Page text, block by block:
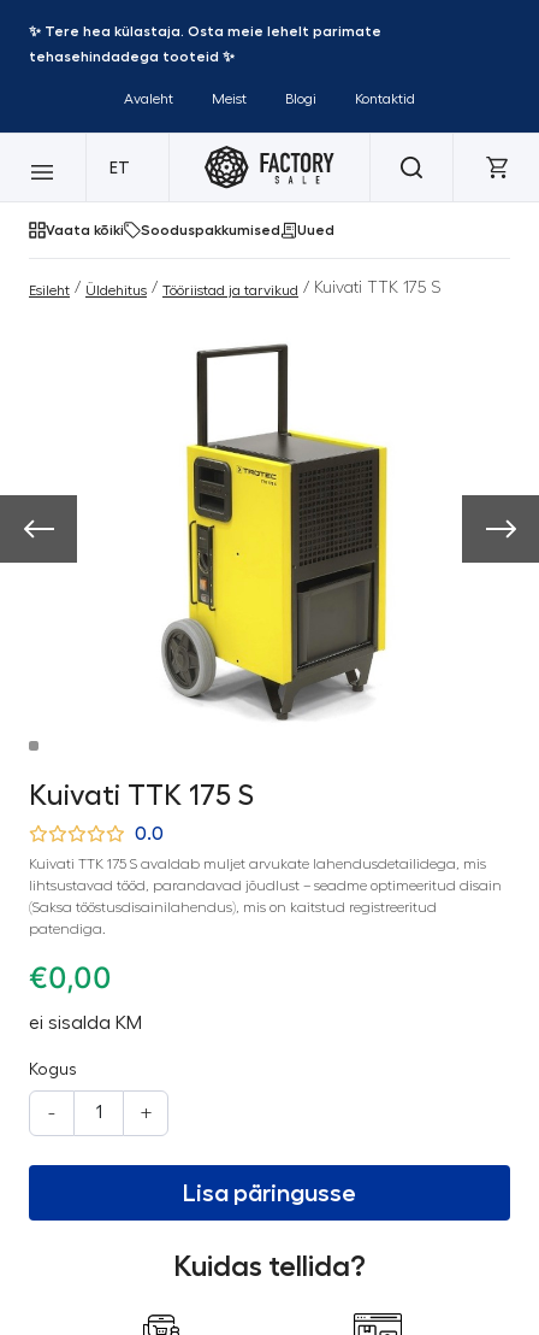
✨ Tere hea külastaja. Osta meie lehelt parimate
tehasehindadega tooteid ✨
Avaleht Meist Blogi Kontaktid
ET
Vaata kõiki Sooduspakkumised Uued
Esileht / Üldehitus / Tööriistad ja tarvikud / Kuivati ​​TTK 175 S
Kuivati ​​TTK 175 S
0.0
Kuivati TTK 175 S avaldab muljet arvukate lahendusdetailidega, mis
lihtsustavad tööd, parandavad jõudlust – seadme optimeeritud disain
(Saksa tööstusdisainilahendus), mis on kaitstud registreeritud
patendiga.
€0,00
ei sisalda KM
Kogus
- +
Lisa päringusse
Kuidas tellida?